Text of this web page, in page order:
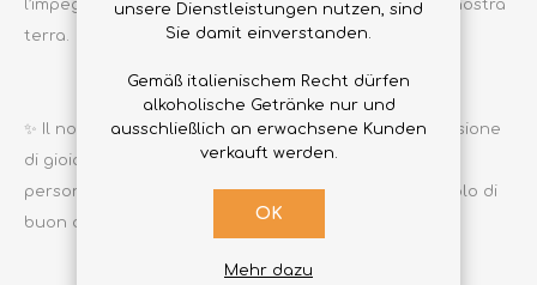
l’impegno che mettiamo per portarvi il meglio della nostra
terra.
✨ Il nostro augurio per voi: Che il Natale sia un’esplosione
di gioia, di calore e di momenti da condividere con le
persone che amate. Che ogni tavola sia ricca non solo di
buon cibo, ma di risate e abbracci sinceri.
unsere Dienstleistungen nutzen, sind
Sie damit einverstanden.
Gemäß italienischem Recht dürfen
alkoholische Getränke nur und
ausschließlich an erwachsene Kunden
verkauft werden.
OK
Mehr dazu